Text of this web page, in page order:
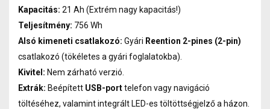
Kapacitás: 21 Ah (Extrém nagy kapacitás!)
Teljesítmény: 756 Wh
Alsó kimeneti csatlakozó: Gyári Reention 2-pines (2-pin)
csatlakozó (tökéletes a gyári foglalatokba).
Kivitel: Nem zárható verzió.
Extrák: Beépített USB-porttelefon vagy navigáció
töltéséhez, valamint integrált LED-es töltöttségjelző a házon.